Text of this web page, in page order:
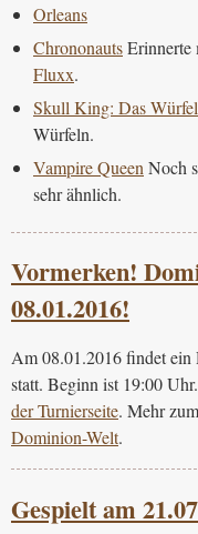
Orleans
ChrononautsErinnerte
Fluxx.
Skull King: Das
Würfeln.
Vampire Queen Noch
sehr ähnlich.
Vormerken!
08.01.2016!
Am 08.01.2016 findet ein
statt. Beginn ist 19:00
der Turnierseite. Mehr
Dominion-Welt.
Gespielt am